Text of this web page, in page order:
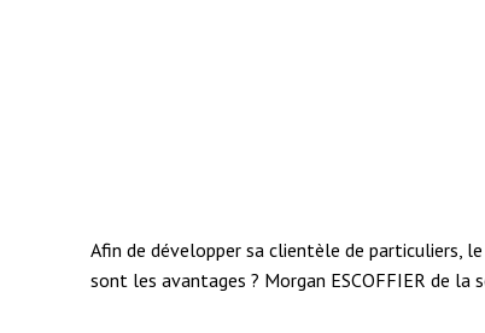
Afin de développer sa clientèle de particuliers,
sont les avantages ? Morgan ESCOFFIER de la